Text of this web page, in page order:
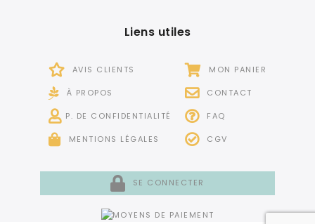
Liens utiles
AVIS CLIENTS
À PROPOS
P. DE CONFIDENTIALITÉ
MENTIONS LÉGALES
MON PANIER
CONTACT
FAQ
CGV
SE CONNECTER